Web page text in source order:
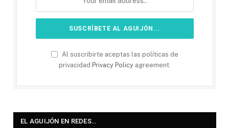
Al suscribirte aceptas las políticas de
privacidad Privacy Policy agreement.
EL AGUIJÓN EN REDES…